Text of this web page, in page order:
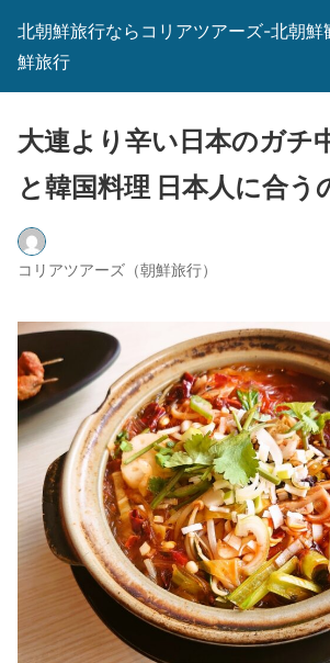
北朝鮮旅行ならコリアツアーズ-北朝鮮
鮮旅行
大連より辛い日本のガチ
と韓国料理 日本人に合う
コリアツアーズ（朝鮮旅行）